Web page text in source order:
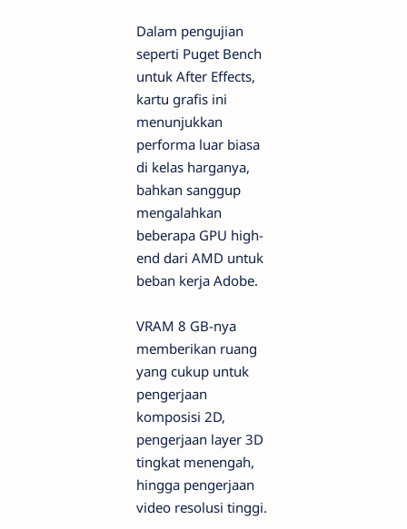
Dalam pengujian
seperti Puget Bench
untuk After Effects,
kartu grafis ini
menunjukkan
performa luar biasa
di kelas harganya,
bahkan sanggup
mengalahkan
beberapa GPU high-
end dari AMD untuk
beban kerja Adobe.
VRAM 8 GB-nya
memberikan ruang
yang cukup untuk
pengerjaan
komposisi 2D,
pengerjaan layer 3D
tingkat menengah,
hingga pengerjaan
video resolusi tinggi.